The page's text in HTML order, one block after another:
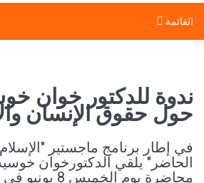
القائمة
ندوة للدكتور خوان
حول حقوق الإنسان
في إطار برنامج ماجستير
الحاضر" يلقي الدكتورخوان